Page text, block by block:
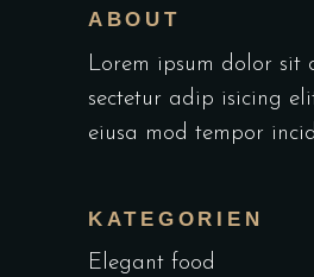
ABOUT
Lorem ipsum dolor sit
sectetur adip isicing
eiusa mod tempor
KATEGORIEN
Elegant food